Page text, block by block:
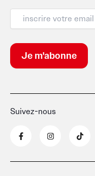
Suivez-nous
a
b
n
a
i
o